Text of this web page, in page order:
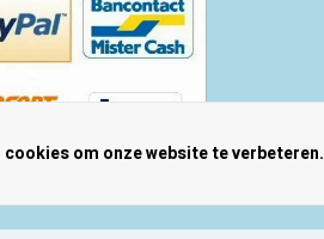
om onze website te verbeteren.